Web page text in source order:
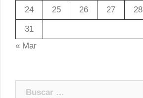
24 25 26 27 28
31
« Mar